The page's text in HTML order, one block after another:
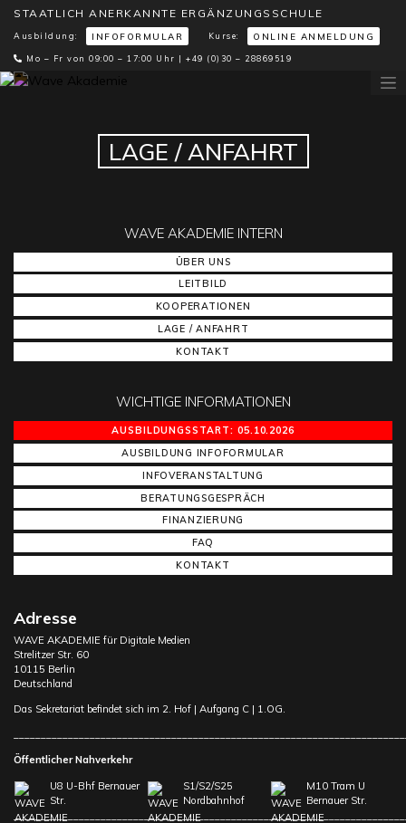
STAATLICH ANERKANNTE ERGÄNZUNGSSCHULE
Ausbildung: INFOFORMULAR Kurse: ONLINE ANMELDUNG
Mo – Fr von 09:00 – 17:00 Uhr | +49 (0)30 – 28869519
LAGE / ANFAHRT
WAVE AKADEMIE INTERN
ÜBER UNS
LEITBILD
KOOPERATIONEN
LAGE / ANFAHRT
KONTAKT
WICHTIGE INFORMATIONEN
AUSBILDUNGSSTART: 05.10.2026
AUSBILDUNG INFOFORMULAR
INFOVERANSTALTUNG
BERATUNGSGESPRÄCH
FINANZIERUNG
FAQ
KONTAKT
Adresse
WAVE AKADEMIE für Digitale Medien
Strelitzer Str. 60
10115 Berlin
Deutschland
Das Sekretariat befindet sich im 2. Hof | Aufgang C | 1.OG.
Öffentlicher Nahverkehr
U8 U-Bhf Bernauer
Str.
S1/S2/S25
Nordbahnhof
M10 Tram U
Bernauer Str.